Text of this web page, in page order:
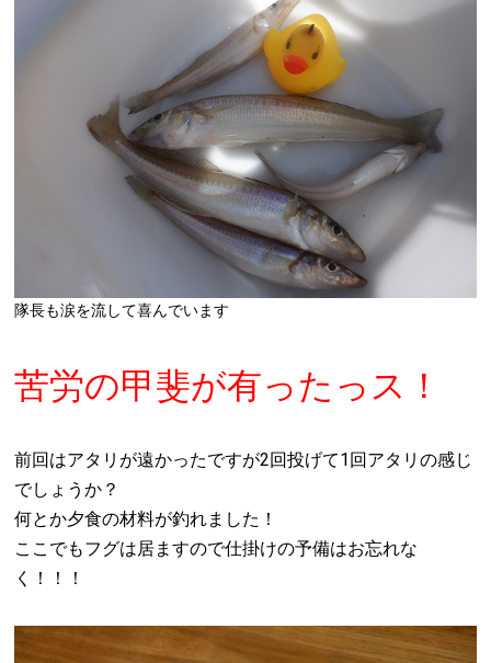
隊長も涙を流して喜んでいます
苦労の甲斐が有ったっス！
前回はアタリが遠かったですが2回投げて1回アタリの感じ
でしょうか？
何とか夕食の材料が釣れました！
ここでもフグは居ますので仕掛けの予備はお忘れな
く！！！